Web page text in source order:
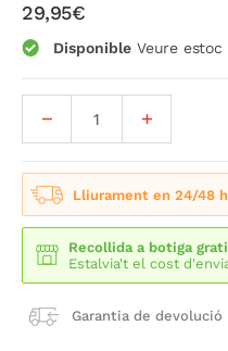
29,95€
Disponible Veure
Lliurament en 24/48
Recollida a botiga
Estalvia't el cost
Garantia de devolució